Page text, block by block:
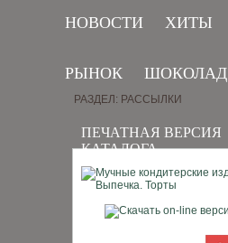
НОВОСТИ ХИТЫ
РЫНОК ШОКОЛАД
ПЕЧАТНАЯ ВЕРСИЯ
КАТАЛОГА
РАЗДЕЛ: РАССЫЛКИ